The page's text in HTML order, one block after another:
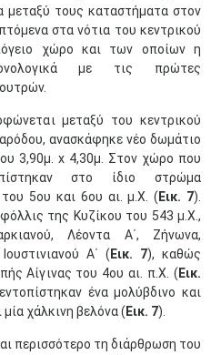
μεταξύ τους καταστήματα στον
στα νότια του κεντρικού
χώρο και των οποίων η
με τις πρώτες
μεταξύ του κεντρικού
ανασκάφηκε νέο δωμάτιο
3,90μ. x 4,30μ. Στον χώρο που
στο ίδιο στρώμα
5ου και 6ου αι. μ.Χ. ( Εικ. 7).
της Κυζίκου του 543 μ.Χ.,
Λέοντα Α΄, Ζήνωνα,
Α΄ ( Εικ. 7), καθώς
Αίγινας του 4ου αι. π.Χ. ( Εικ.
ένα μολύβδινο και
χάλκινη βελόνα ( Εικ. 7).
περισσότερο τη διάρθρωση του